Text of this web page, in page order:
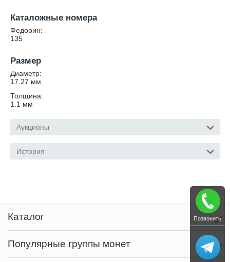
Каталожные номера
Федорин:
135
Размер
Диаметр:
17.27 мм
Толщина:
1.1 мм
Аукционы
История
Каталог
Популярные группы монет
Позвонить